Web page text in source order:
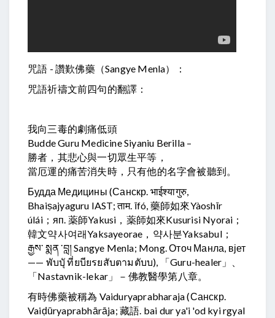
咒語 - 讚歎佛藥（Sangye Menla）：
咒語祈禱文前四句的翻譯：
我向三毒的劇痛低頭
Budde Guru Medicine Siyaniu Berilla –
勝者，其悲心與一切眾生平等，
當厄運的痛苦消失時，只有他的名字會被聽到。
Будда Медицины (Санскр. भाईश्यागुरु,
Bhaiṣajyaguru IAST; ताम. īfó, 藥師如來Yàoshīr
úlái；яп. 薬師Yakusi，薬師如來Kusurisi Nyorai；
韓文약사여래Yaksayeorae，약사분Yaksabul；
རྒྱས་ སྨན ་བླ། Sangye Menla; Mong. Оточ Манла, вјет
—— พับบัุ ที่ยบียรยสับตามตับบ), 「Guru-healer」、
「Nastavnik-lekar」－佛教醫學第八章。
有時佛藥被稱為 Vaiduryaprabharaja (Санскр.
Vaiḍūryaprabhārāja; 藏語. bai dur ya'i 'od kyi rgyal